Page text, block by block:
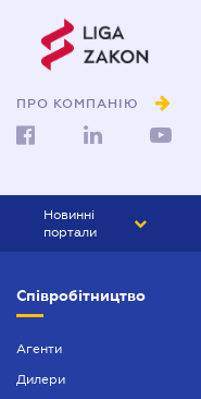
ПРО КОМПАНІЮ
Новинні
портали
БІЗНЕС
Співробітництво
Агенти
Дилери